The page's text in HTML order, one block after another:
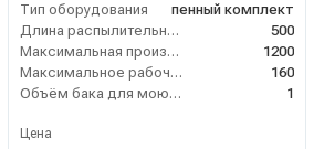
Тип оборудования
пенный комплект
Длина распылительного копья (мм)
500
Максимальная производительность по воде (л/ч)
1200
Максимальное рабочее давление (бар)
160
Объём бака для моющего средства (л)
1
Цена